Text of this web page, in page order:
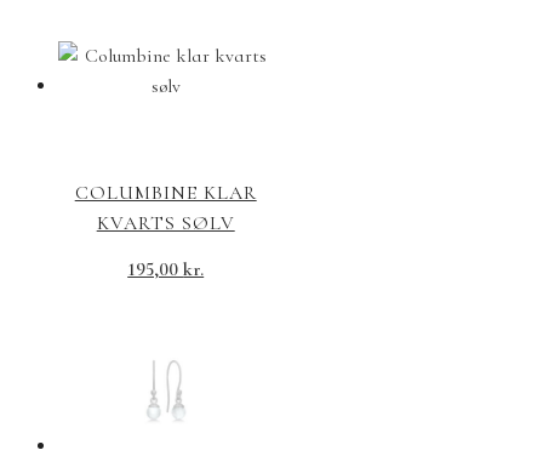
COLUMBINE KLAR
KVARTS SØLV
195,00kr.